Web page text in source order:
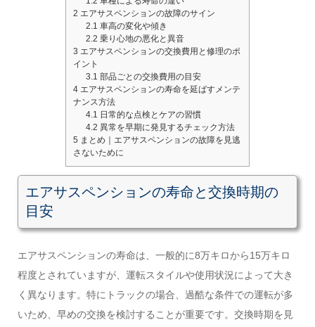
2 エアサスペンションの故障のサイン
2.1 車高の変化や傾き
2.2 乗り心地の悪化と異音
3 エアサスペンションの交換費用と修理のポ
イント
3.1 部品ごとの交換費用の目安
4 エアサスペンションの寿命を延ばすメンテ
ナンス方法
4.1 日常的な点検とケアの習慣
4.2 異常を早期に発見するチェック方法
5 まとめ｜エアサスペンションの故障を見逃
さないために
エアサスペンションの寿命と交換時期の
目安
エアサスペンションの寿命は、一般的に8万キロから15万キロ
程度とされていますが、運転スタイルや使用状況によって大き
く異なります。特にトラックの場合、過酷な条件での運転が多
いため、早めの交換を検討することが重要です。交換時期を見